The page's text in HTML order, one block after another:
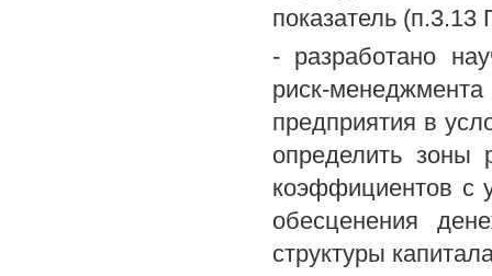
показатель (п.3.13
- разработано
риск-
предприятия в
определить зоны
коэффициентов с
обесценения
структуры